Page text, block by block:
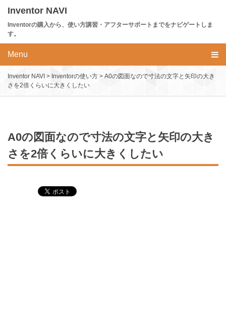
content
Inventor NAVI
Inventorの購入から、使い方講習・アフターサポートまでをナビゲートしま
す。
Menu
Inventor NAVI > Inventorの使い方 > A0の図面なので寸法の文字と矢印の大き
さを2倍くらいに大きくしたい
A0の図面なので寸法の文字と矢印の大き
さを2倍くらいに大きくしたい